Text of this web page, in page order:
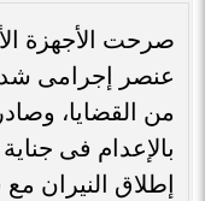
صرحت الأجهزة
عنصر إجرامى
من القضايا،
بالإعدام فى
إطلاق النيران